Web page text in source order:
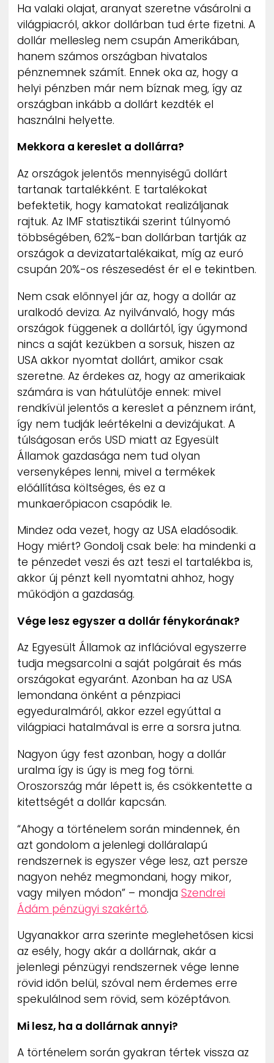
Ha valaki olajat, aranyat szeretne vásárolni a
világpiacról, akkor dollárban tud érte fizetni. A
dollár mellesleg nem csupán Amerikában,
hanem számos országban hivatalos
pénznemnek számít. Ennek oka az, hogy a
helyi pénzben már nem bíznak meg, így az
országban inkább a dollárt kezdték el
használni helyette.
Mekkora a kereslet a dollárra?
Az országok jelentős mennyiségű dollárt
tartanak tartalékként. E tartalékokat
befektetik, hogy kamatokat realizáljanak
rajtuk. Az IMF statisztikái szerint túlnyomó
többségében, 62%-ban dollárban tartják az
országok a devizatartalékaikat, míg az euró
csupán 20%-os részesedést ér el e tekintben.
Nem csak előnnyel jár az, hogy a dollár az
uralkodó deviza. Az nyilvánvaló, hogy más
országok függenek a dollártól, így úgymond
nincs a saját kezükben a sorsuk, hiszen az
USA akkor nyomtat dollárt, amikor csak
szeretne. Az érdekes az, hogy az amerikaiak
számára is van hátulütője ennek: mivel
rendkívül jelentős a kereslet a pénznem iránt,
így nem tudják leértékelni a devizájukat. A
túlságosan erős USD miatt az Egyesült
Államok gazdasága nem tud olyan
versenyképes lenni, mivel a termékek
előállítása költséges, és ez a
munkaerőpiacon csapódik le.
Mindez oda vezet, hogy az USA eladósodik.
Hogy miért? Gondolj csak bele: ha mindenki a
te pénzedet veszi és azt teszi el tartalékba is,
akkor új pénzt kell nyomtatni ahhoz, hogy
működjön a gazdaság.
Vége lesz egyszer a dollár fénykorának?
Az Egyesült Államok az inflációval egyszerre
tudja megsarcolni a saját polgárait és más
országokat egyaránt. Azonban ha az USA
lemondana önként a pénzpiaci
egyeduralmáról, akkor ezzel egyúttal a
világpiaci hatalmával is erre a sorsra jutna.
Nagyon úgy fest azonban, hogy a dollár
uralma így is úgy is meg fog törni.
Oroszország már lépett is, és csökkentette a
kitettségét a dollár kapcsán.
“Ahogy a történelem során mindennek, én
azt gondolom a jelenlegi dolláralapú
rendszernek is egyszer vége lesz, azt persze
nagyon nehéz megmondani, hogy mikor,
vagy milyen módon” – mondja Szendrei
Ádám pénzügyi szakértő.
Ugyanakkor arra szerinte meglehetősen kicsi
az esély, hogy akár a dollárnak, akár a
jelenlegi pénzügyi rendszernek vége lenne
rövid időn belül, szóval nem érdemes erre
spekulálnod sem rövid, sem középtávon.
Mi lesz, ha a dollárnak annyi?
A történelem során gyakran tértek vissza az